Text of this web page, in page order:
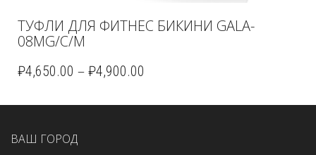
ТУФЛИ ДЛЯ ФИТНЕС БИКИНИ GALA-
08MG/C/M
₽4,650.00 – ₽4,900.00
ВАШ ГОРОД